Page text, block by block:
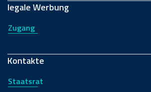
legale Werbung
Zugang
Kontakte
Staatsrat